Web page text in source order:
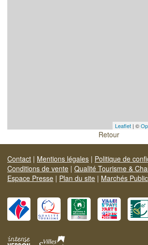
Leaflet | ©
Retour
Contact | Mentions légales | Politique de
Conditions de vente | Qualité Tourisme &
Espace Presse | Plan du site | Marchés